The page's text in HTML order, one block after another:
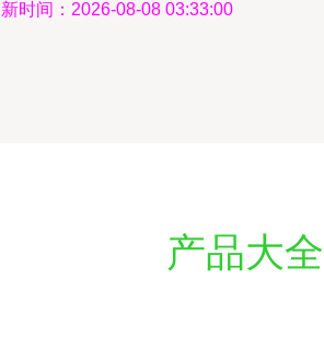
时间：2026-08-08 03:33:00
产品大全